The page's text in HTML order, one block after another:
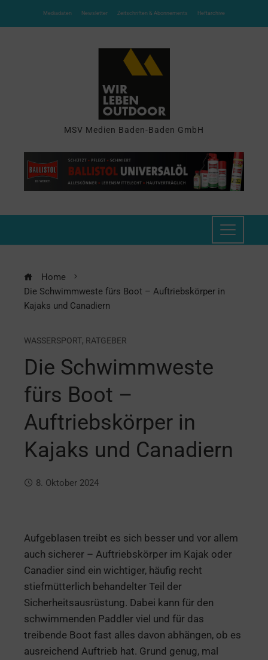
Mediadaten Newsletter Zeitschriften & Abonnements Heftarchive
MSV Medien Baden-Baden GmbH
Home
Die Schwimmweste fürs Boot – Auftriebskörper in
Kajaks und Canadiern
WASSERSPORT, RATGEBER
Die Schwimmweste
fürs Boot –
Auftriebskörper in
Kajaks und Canadiern
8. Oktober 2024
Aufgeblasen treibt es sich besser und vor allem
auch sicherer – Auftriebskörper im Kajak oder
Canadier sind ein wichtiger, häufig recht
stiefmütterlich behandelter Teil der
Sicherheitsausrüstung. Dabei kann für den
schwimmenden Paddler viel und für das
treibende Boot fast alles davon abhängen, ob es
ausreichend Auftrieb hat. Grund genug, mal